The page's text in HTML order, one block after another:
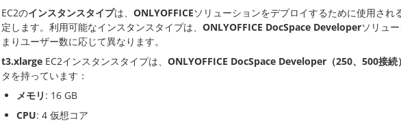
EC2のインスタンスタイプは、 ONLYOFFICEソリューションをデプロイするために使用さ
定します。利用可能なインスタンスタイプは、 ONLYOFFICE DocSpace Developerソリュ
まりユーザー数に応じて異なります。
t3.xlarge EC2インスタンスタイプは、 ONLYOFFICE DocSpace Developer（250、500接続）
タを持っています：
メモリ : 16 GB
CPU: 4 仮想コア